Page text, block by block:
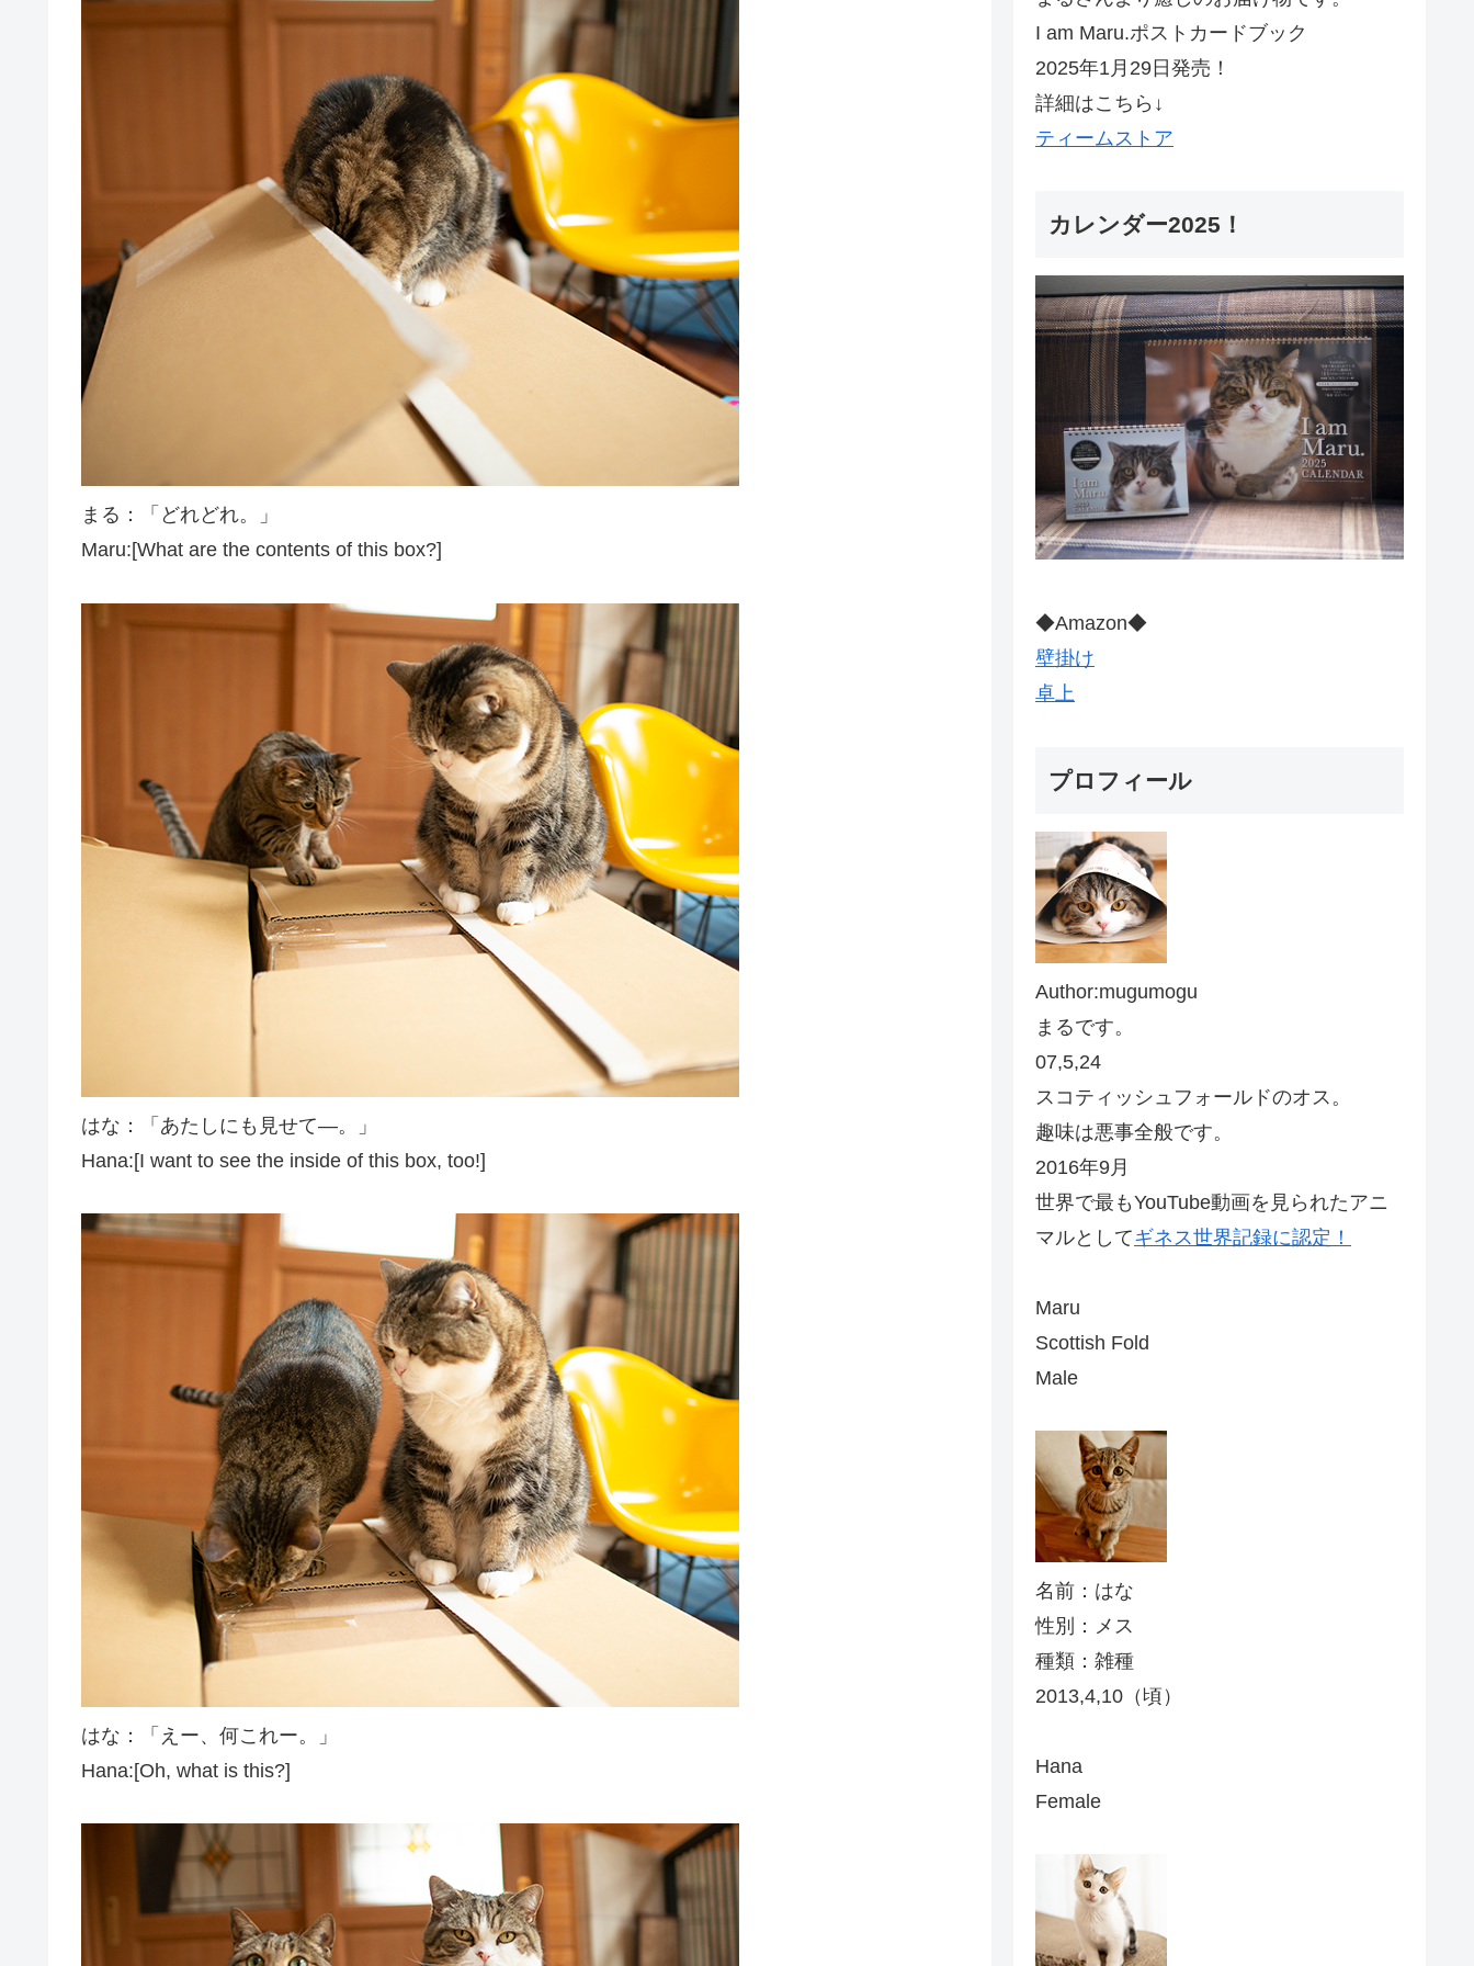
まる：「どれどれ。」
Maru:[What are the contents of this box?]
はな：「あたしにも見せて―。」
Hana:[I want to see the inside of this box, too!]
はな：「えー、何これー。」
Hana:[Oh, what is this?]
I am Maru.ポストカードブック
2025年1月29日発売！
詳細はこちら↓
ティームストア
カレンダー2025！
◆Amazon◆
壁掛け
卓上
プロフィール
Author:mugumogu
まるです。
07,5,24
スコティッシュフォールドのオス。
趣味は悪事全般です。
2016年9月
世界で最もYouTube動画を見られたアニ
マルとしてギネス世界記録に認定！
Maru
Scottish Fold
Male
名前：はな
性別：メス
種類：雑種
2013,4,10（頃）
Hana
Female